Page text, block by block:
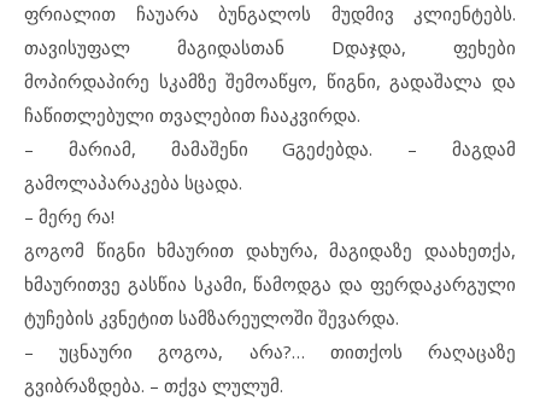
ფრიალით ჩაუარა ბუნგალოს მუდმივ კლიენტებს.
თავისუფალ მაგიდასთან Dდაჯდა, ფეხები
მოპირდაპირე სკამზე შემოაწყო, წიგნი, გადაშალა და
ჩაწითლებული თვალებით ჩააკვირდა.
– მარიამ, მამაშენი Gგეძებდა. – მაგდამ
გამოლაპარაკება სცადა.
– მერე რა!
გოგომ წიგნი ხმაურით დახურა, მაგიდაზე დაახეთქა,
ხმაურითვე გასწია სკამი, წამოდგა და ფერდაკარგული
ტუჩების კვნეტით სამზარეულოში შევარდა.
– უცნაური გოგოა, არა?… თითქოს რაღაცაზე
გვიბრაზდება. – თქვა ლულუმ.